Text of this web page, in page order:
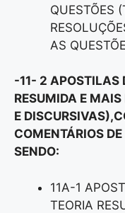
QUESTÕES
AS
-11- 2 APOSTILAS
RESUMIDA E
E
COMENTÁRIOS
SENDO:
11A-1
TEORIA